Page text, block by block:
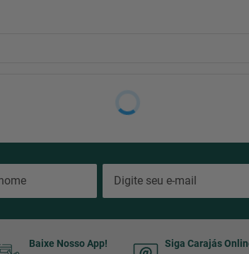
Baixe Nosso App! Siga Carajás